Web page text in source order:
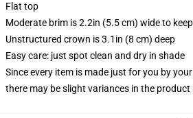
Flat top
Moderate brim is 2.2in (5.5 cm) wide to
Unstructured crown is 3.1in (8 cm) deep
Easy care: just spot clean and dry in shade
Since every item is made just for you by
there may be slight variances in the product